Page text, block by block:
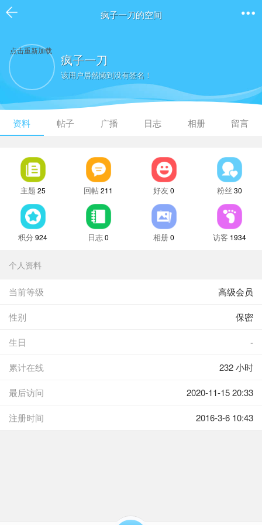
疯子一刀的空间
点击重新加载
疯子一刀
该用户居然懒到没有签名！
资料 帖子 广播 日志 相册 留言
主题 25 回帖211 好友0 粉丝 30
积分 924 日志0 相册0 访客 1934
个人资料
当前等级 高级会员
性别 保密
生日 -
累计在线 232 小时
最后访问 2020-11-15 20:33
注册时间 2016-3-6 10:43